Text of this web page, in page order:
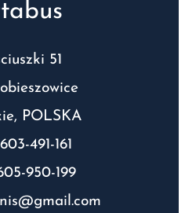
51
POLSKA
491-161
950-199